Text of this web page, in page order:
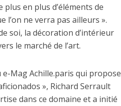
plus en plus d’éléments de
l’on ne verra pas ailleurs ».
soi, la décoration d’intérieur
le marché de l’art.
Mag Achille.paris qui propose
», Richard Serrault
dans ce domaine et a initié